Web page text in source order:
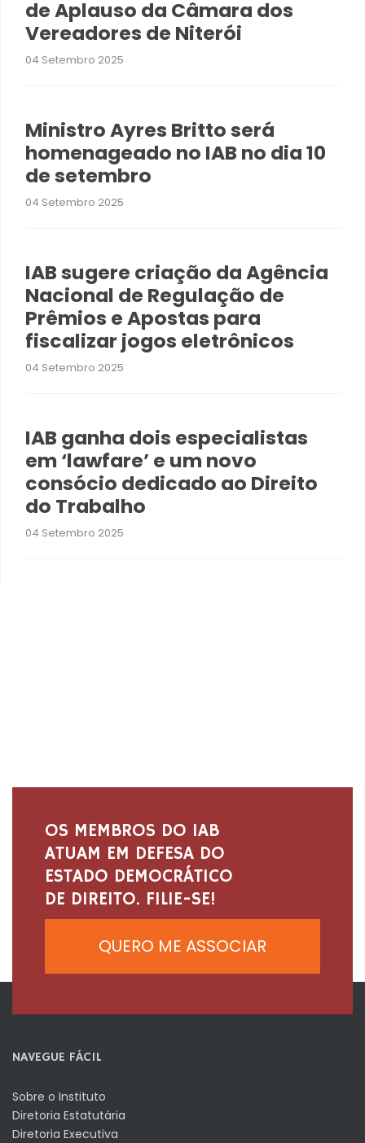
de Aplauso da Câmara dos
Vereadores de Niterói
04 Setembro 2025
Ministro Ayres Britto será
homenageado no IAB no dia 10
de setembro
04 Setembro 2025
IAB sugere criação da Agência
Nacional de Regulação de
Prêmios e Apostas para
fiscalizar jogos eletrônicos
04 Setembro 2025
IAB ganha dois especialistas
em ‘lawfare’ e um novo
consócio dedicado ao Direito
do Trabalho
04 Setembro 2025
OS MEMBROS DO IAB
ATUAM EM DEFESA DO
ESTADO DEMOCRÁTICO
DE DIREITO. FILIE-SE!
QUERO ME ASSOCIAR
NAVEGUE FÁCIL
Sobre o Instituto
Diretoria Estatutária
Diretoria Executiva